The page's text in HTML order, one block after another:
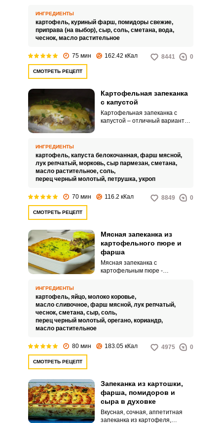
вкусная и сытная запеканка для
всей семьи.
ИНГРЕДИЕНТЫ
картофель, куриный фарш, помидоры свежие,
приправа (на выбор), сыр, соль, сметана, вода,
чеснок, масло растительное
75 мин 162.42 кКал 8441 0
СМОТРЕТЬ РЕЦЕПТ
Картофельная запеканка
с капустой
Картофельная запеканка с
капустой – отличный вариант
ароматной сырной корочкой и
слегка посыпано зеленью, что
может быть лучше!
ИНГРЕДИЕНТЫ
картофель, капуста белокочанная, фарш мясной,
лук репчатый, морковь, сыр пармезан, сметана,
масло растительное, соль,
перец черный молотый, петрушка, укроп
70 мин 116.2 кКал 8849 0
СМОТРЕТЬ РЕЦЕПТ
Мясная запеканка из
картофельного пюре и
фарша
Мясная запеканка с
картофельным пюре -
семьи. Очень питательная и
сытная, ее хорошо приготовить
на обед или ужин.
ИНГРЕДИЕНТЫ
картофель, яйцо, молоко коровье,
масло сливочное, фарш мясной, лук репчатый,
чеснок, сметана, сыр, соль,
перец черный молотый, орегано, кориандр,
масло растительное
80 мин 183.05 кКал 4975 0
СМОТРЕТЬ РЕЦЕПТ
Запеканка из картошки,
фарша, помидоров и
сыра в духовке
Вкусная, сочная, аппетитная
запеканка из картофеля,